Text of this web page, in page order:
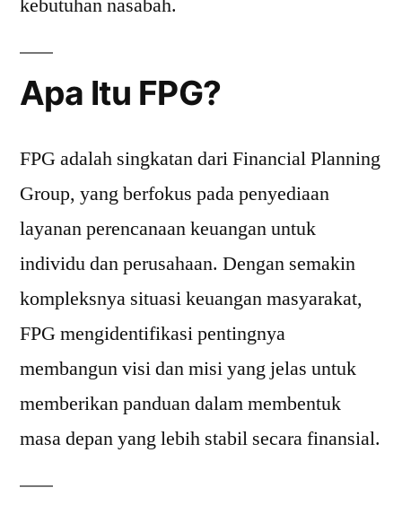
kebutuhan nasabah.
Apa Itu FPG?
FPG adalah singkatan dari Financial Planning
Group, yang berfokus pada penyediaan
layanan perencanaan keuangan untuk
individu dan perusahaan. Dengan semakin
kompleksnya situasi keuangan masyarakat,
FPG mengidentifikasi pentingnya
membangun visi dan misi yang jelas untuk
memberikan panduan dalam membentuk
masa depan yang lebih stabil secara finansial.